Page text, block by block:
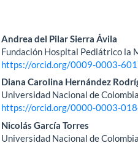
Contenido
principal
del
artículo
Andrea del Pilar Sierra Ávila
Fundación Hospital Pediátrico la
https://orcid.org/0009-0003-
Diana Carolina Hernández
Universidad Nacional de Colombia
https://orcid.org/0000-0003-
Nicolás García Torres
Universidad Nacional de Colombia